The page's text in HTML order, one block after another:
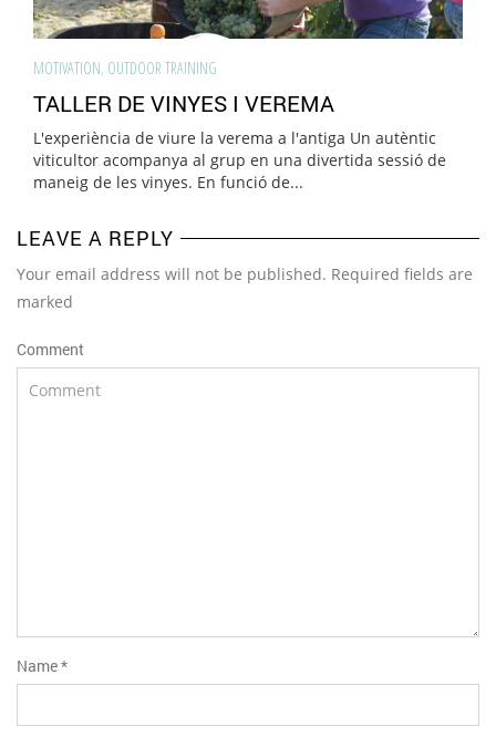
MOTIVATION, OUTDOOR TRAINING
TALLER DE VINYES I VEREMA
L'experiència de viure la verema a l'antiga Un autèntic
viticultor acompanya al grup en una divertida sessió de
maneig de les vinyes. En funció de...
LEAVE A REPLY
Your email address will not be published. Required fields are
marked
Comment
Name*